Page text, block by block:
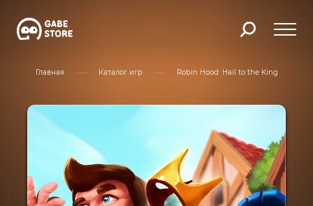
Главная Каталог игр Robin Hood: Hail to the King